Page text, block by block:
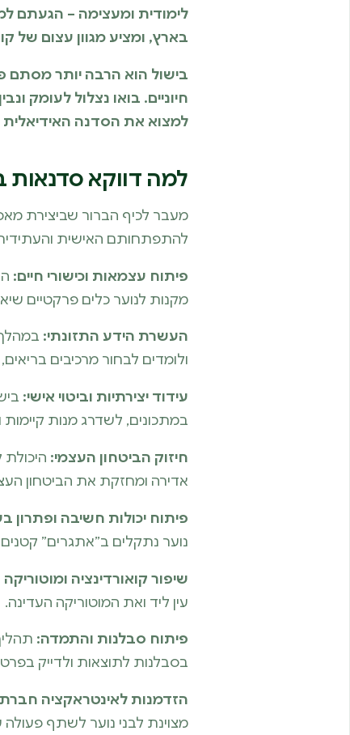
בארץ, ומציע מגוון עצום של
בישול הוא הרבה יותר מסתם
חיוניים. בואו נצלול לעומק
למצוא את הסדנה האידיאלית
למה דווקא סדנאות
מעבר לכיף הברור שביצירת
להתפתחותם האישית
פיתוח עצמאות וכישורי חיים:
מקנות לנוער כלים פרקטיים
העשרת הידע התזונתי:
ולומדים לבחור מרכיבים
עידוד יצירתיות וביטוי אישי:
במתכונים, לשדרג מנות קיימות
חיזוק הביטחון העצמי:
אדירה ומחזקת את הביטחון
פיתוח יכולות חשיבה ופתרון
נוער נתקלים ב”אתגרים”
שיפור קואורדינציה
עין ליד ואת המוטוריקה העדינה.
פיתוח סבלנות והתמדה:
בסבלנות לתוצאות ולדייק
הזדמנות לאינטראקציה
מצוינת לבני נוער לשתף